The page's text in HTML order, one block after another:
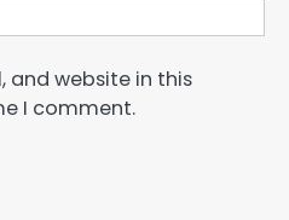
and website in this
I comment.